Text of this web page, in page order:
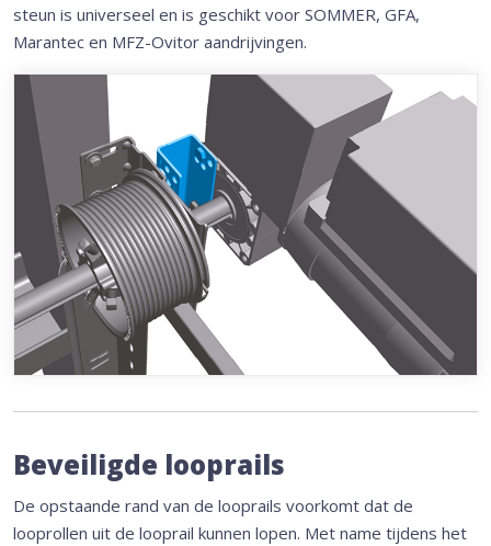
steun is universeel en is geschikt voor SOMMER, GFA,
Marantec en MFZ-Ovitor aandrijvingen.
Beveiligde looprails
De opstaande rand van de looprails voorkomt dat de
looprollen uit de looprail kunnen lopen. Met name tijdens het